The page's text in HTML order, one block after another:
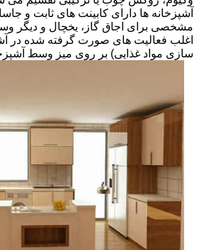
آشپزخانه ها دارای کابینت های ثابت و
مشخصی برای اجاق گاز، یخچال و دیگر
اغلب فعالیت های صورت گرفته شده در
سازی مواد غذایی) بر روی میز وسط